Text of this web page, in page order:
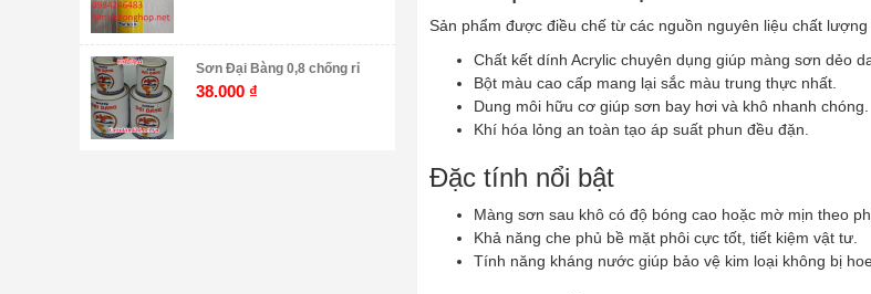
Sản phẩm được điều chế từ các nguồn nguyên liệu chất lượng
Chất kết dính Acrylic chuyên dụng giúp màng sơn dẻo
Bột màu cao cấp mang lại sắc màu trung thực nhất.
Dung môi hữu cơ giúp sơn bay hơi và khô nhanh chóng.
Khí hóa lỏng an toàn tạo áp suất phun đều đặn.
Đặc tính nổi bật
Màng sơn sau khô có độ bóng cao hoặc mờ mịn theo
Khả năng che phủ bề mặt phôi cực tốt, tiết kiệm vật tư.
Tính năng kháng nước giúp bảo vệ kim loại không bị
Sơn Đại Bàng 0,8 chống rỉ
38.000 ₫